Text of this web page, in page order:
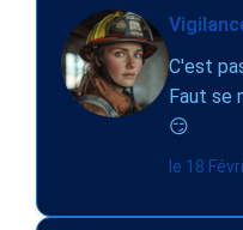
C'est
Faut se
😏
le 18